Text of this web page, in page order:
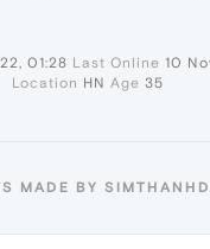
01:28 Last Online 10
Location HN Age 35
MADE BY